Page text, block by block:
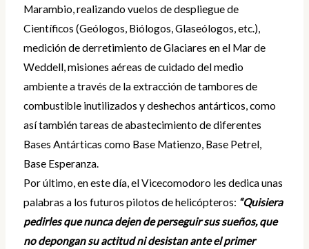
Marambio, realizando vuelos de despliegue de
Científicos (Geólogos, Biólogos, Glaseólogos, etc.),
medición de derretimiento de Glaciares en el Mar de
Weddell, misiones aéreas de cuidado del medio
ambiente a través de la extracción de tambores de
combustible inutilizados y deshechos antárticos, como
así también tareas de abastecimiento de diferentes
Bases Antárticas como Base Matienzo, Base Petrel,
Base Esperanza.
Por último, en este día, el Vicecomodoro les dedica unas
palabras a los futuros pilotos de helicópteros: “Quisiera
pedirles que nunca dejen de perseguir sus sueños, que
no depongan su actitud ni desistan ante el primer